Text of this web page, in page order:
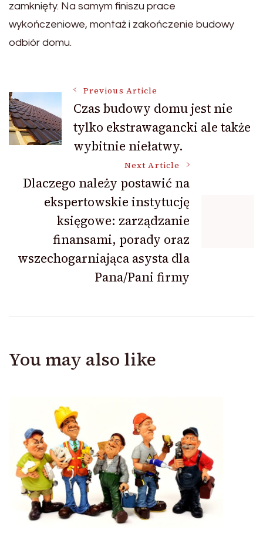
zamknięty. Na samym finiszu prace
wykończeniowe, montaż i zakończenie budowy
odbiór domu.
Post
Navigation
Previous Article
Czas budowy domu jest nie
tylko ekstrawagancki ale także
wybitnie niełatwy.
Next Article
Dlaczego należy postawić na
ekspertowskie instytucję
księgowe: zarządzanie
finansami, porady oraz
wszechogarniająca asysta dla
Pana/Pani firmy
You may also like